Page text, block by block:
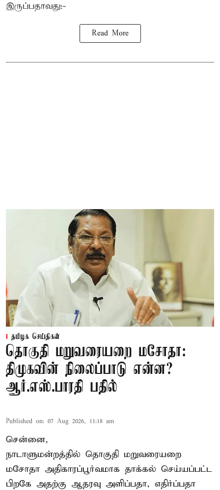
இருப்பதாவது:-
Read More
தமிழக செய்திகள்
தொகுதி மறுவரையறை மசோதா:
திமுகவின் நிலைப்பாடு என்ன?
ஆர்.எஸ்.பாரதி பதில்
Published on: 07 Aug 2026, 11:18 am
சென்னை,
நாடாளுமன்றத்தில் தொகுதி மறுவரையறை
மசோதா அதிகாரப்பூர்வமாக தாக்கல் செய்யப்பட்ட
பிறகே அதற்கு ஆதரவு அளிப்பதா, எதிர்ப்பதா